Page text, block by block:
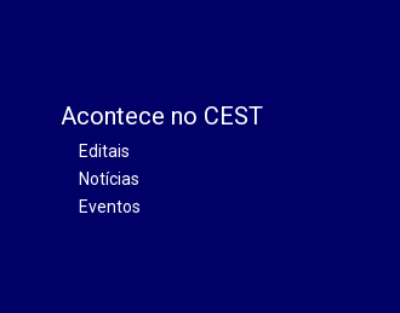
Acontece no CEST
Editais
Notícias
Eventos